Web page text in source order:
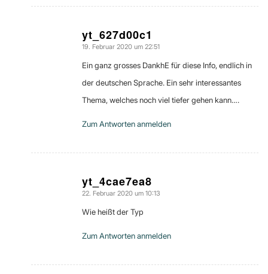
yt_627d00c1
sagte:
19. Februar 2020 um 22:51
Ein ganz grosses DankhE für diese Info, endlich in
der deutschen Sprache. Ein sehr interessantes
Thema, welches noch viel tiefer gehen kann….
Zum Antworten anmelden
yt_4cae7ea8
sagte:
22. Februar 2020 um 10:13
Wie heißt der Typ
Zum Antworten anmelden